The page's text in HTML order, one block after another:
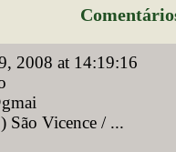
2008 at 14:19:16
São Vicence / ...